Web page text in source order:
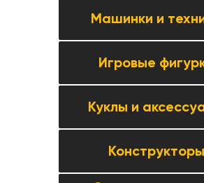
Машинки и
Все товары
Коллекционные
Автомобили и
Паркинги, треки и
Строительная и
Игровые
Все товары
Фигурки животных
Фигурки людей
Куклы и
Все товары категории
Куклы
Конструкторы